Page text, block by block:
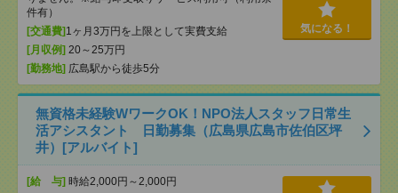
件有）
[交通費] 1ヶ月3万円を上限として実費支給
[月収例] 20～25万円
[勤務地] 広島駅から徒歩5分
気になる！
無資格未経験WワークOK！NPO法人スタッフ日常生
活アシスタント 日勤募集（広島県広島市佐伯区坪
井）[アルバイト]
[給 与] 時給2,000円～2,000円